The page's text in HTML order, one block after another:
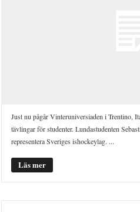
Just nu pågår Vinteruniversiaden i Trentino,
tävlingar för studenter. Lundastudenten
representera Sveriges ishockeylag. ...
Läs mer